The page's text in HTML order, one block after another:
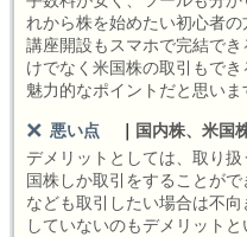
れから株を始めたい初心者の
講座開設もスマホで完結で
けでなく米国株の取引もで
魅力的なポイントだと思いま
悪い点
国内株、米国
デメリットとしては、取り
国株しか取引をすることが
なども取引したい場合は不
していないのもデメリットと